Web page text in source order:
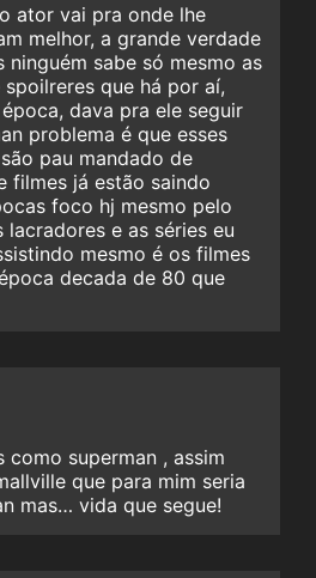
ator vai pra onde lhe
melhor, a grande verdade
ninguém sabe só mesmo as
que há por aí,
dava pra ele seguir
problema é que esses
pau mandado de
filmes já estão saindo
foco hj mesmo pelo
e as séries eu
mesmo é os filmes
decada de 80 que
como superman , assim
que para mim seria
mas… vida que segue!